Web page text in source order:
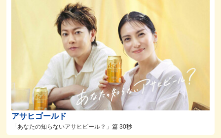
アサヒゴールド
「あなたの知らないアサヒビール？」篇 30秒